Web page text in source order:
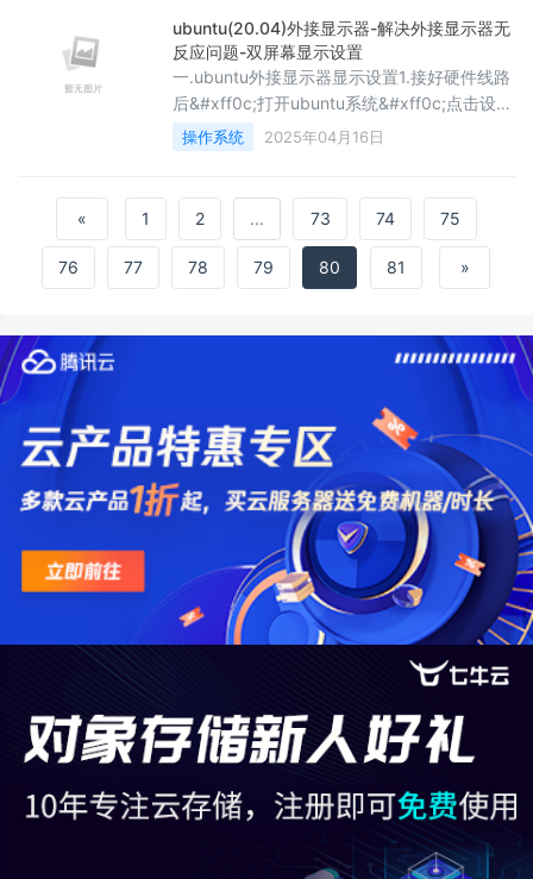
开源软件镜像站 | Tsinghua Open Source
Mirror该方式下载很快&#xff0c;推荐使用。下
载方式如下&
ubuntu(20.04)外接显示器-解决外接显示器无
反应问题-双屏幕显示设置
一.ubuntu外接显示器显示设置1.接好硬件线路
后&#xff0c;打开ubuntu系统&#xff0c;点击设置
1. 如果出现以下配置&#xff0c;则你的ubuntu系
统当前的配置可以直接识别外接显示器
&#xff0c;则目前无法正确识别&#xff1a;接下来
需要进行一些操作。二.安装nvidia驱动1.图形
化安装(最方便&#xff0c;不容易出错&
操作系统 2025年04月16日
« 1 2 ... 73 74 75
76 77 78 79 80 81 »